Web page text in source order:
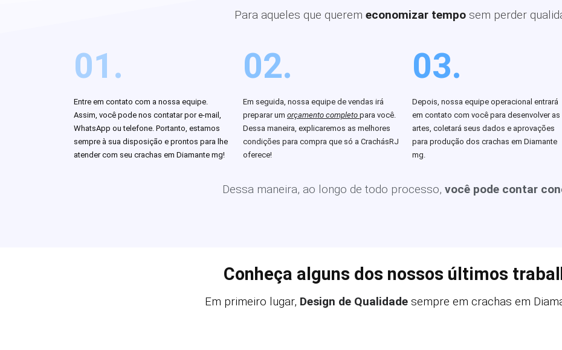
Para aqueles que querem economizar tempo sem perder
01.
Entre em contato com a nossa equipe.
Assim, você pode nos contatar por e-mail,
WhatsApp ou telefone. Portanto, estamos
sempre à sua disposição e prontos para lhe
atender com seu crachas em Diamante mg!
02.
Em seguida, nossa equipe de vendas irá
preparar um orçamento completo para você.
Dessa maneira, explicaremos as melhores
condições para compra que só a CrachásRJ
oferece!
03.
Depois, nossa equipe operacional entrará
em contato com você para desenvolver as
artes, coletará seus dados e aprovações
para produção dos crachas em Diamante
mg.
Dessa maneira, ao longo de todo processo, você pode contar
Conheça alguns dos nossos últimos
Em primeiro lugar, Design de Qualidade sempre em crachas em